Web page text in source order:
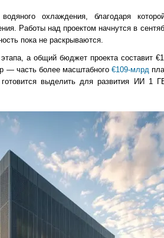
охлаждения, благодаря
Работы над проектом начнутся в
пока не раскрываются.
а общий бюджет проекта составит
— часть более масштабного €109-млрд
выделить для развития ИИ 1